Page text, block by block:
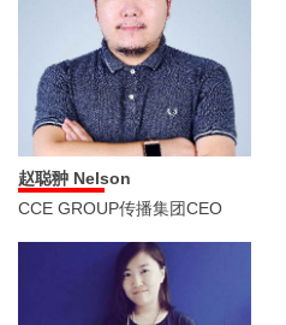
赵聪翀 Nelson
CCE GROUP传播集团CEO